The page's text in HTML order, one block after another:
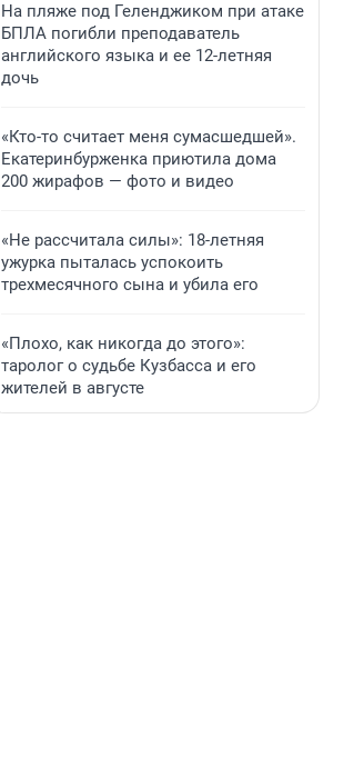
На пляже под Геленджиком при атаке
БПЛА погибли преподаватель
английского языка и ее 12-летняя
дочь
«Кто-то считает меня сумасшедшей».
Екатеринбурженка приютила дома
200 жирафов — фото и видео
«Не рассчитала силы»: 18-летняя
ужурка пыталась успокоить
трехмесячного сына и убила его
«Плохо, как никогда до этого»:
таролог о судьбе Кузбасса и его
жителей в августе